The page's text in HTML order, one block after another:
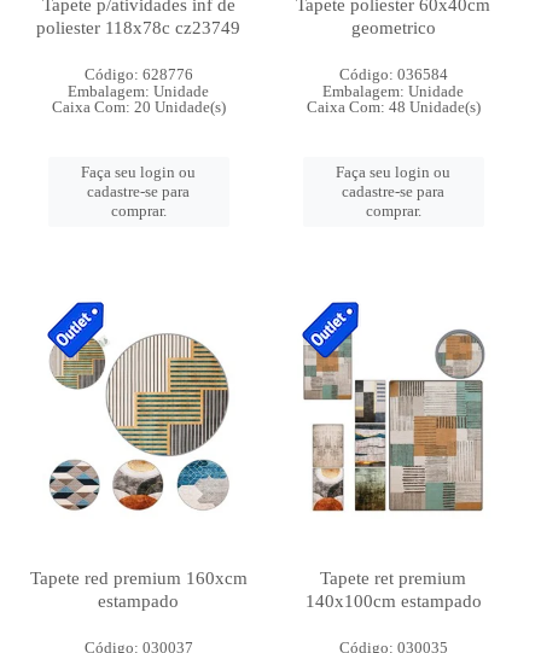
Tapete p/atividades inf de
poliester 118x78c cz23749
Código: 628776
Embalagem: Unidade
Caixa Com: 20 Unidade(s)
Faça seu login ou
cadastre-se para
comprar.
Tapete poliester 60x40cm
geometrico
Código: 036584
Embalagem: Unidade
Caixa Com: 48 Unidade(s)
Faça seu login ou
cadastre-se para
comprar.
Tapete red premium 160xcm
estampado
Código: 030037
Tapete ret premium
140x100cm estampado
Código: 030035